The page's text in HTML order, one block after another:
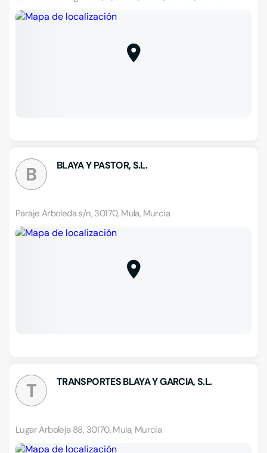
B BLAYA Y PASTOR, S.L.
Paraje Arboleda s/n, 30170, Mula, Murcia
T TRANSPORTES BLAYA Y GARCIA, S.L.
Lugar Arboleja 88, 30170, Mula, Murcia